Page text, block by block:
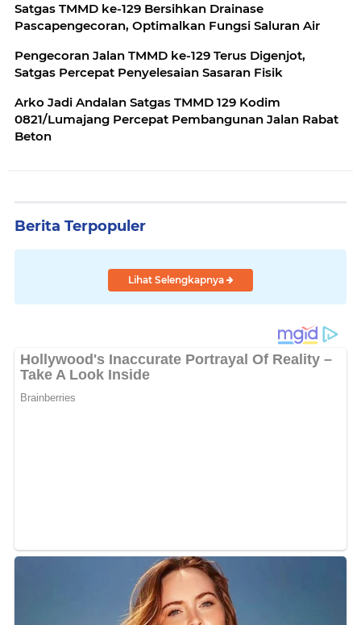
Satgas TMMD ke-129 Bersihkan Drainase
Pascapengecoran, Optimalkan Fungsi Saluran Air
Pengecoran Jalan TMMD ke-129 Terus Digenjot,
Satgas Percepat Penyelesaian Sasaran Fisik
Arko Jadi Andalan Satgas TMMD 129 Kodim
0821/Lumajang Percepat Pembangunan Jalan Rabat
Beton
Berita Terpopuler
Lihat Selengkapnya